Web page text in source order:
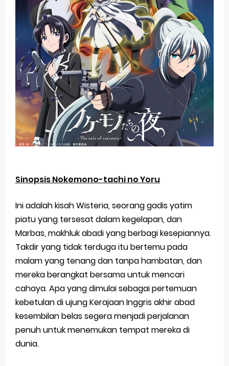
Sinopsis Nokemono-tachi no Yoru
Ini adalah kisah Wisteria, seorang gadis yatim
piatu yang tersesat dalam kegelapan, dan
Marbas, makhluk abadi yang berbagi kesepiannya.
Takdir yang tidak terduga itu bertemu pada
malam yang tenang dan tanpa hambatan, dan
mereka berangkat bersama untuk mencari
cahaya. Apa yang dimulai sebagai pertemuan
kebetulan di ujung Kerajaan Inggris akhir abad
kesembilan belas segera menjadi perjalanan
penuh untuk menemukan tempat mereka di
dunia.